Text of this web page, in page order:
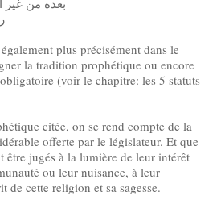
بعده من
plus précisément dans le
la tradition prophétique ou encore
(voir le chapitre: les 5 statuts
citée, on se rend compte de la
offerte par le législateur. Et que
être jugés à la lumière de leur intérêt
ou leur nuisance, à leur
de cette religion et sa sagesse.